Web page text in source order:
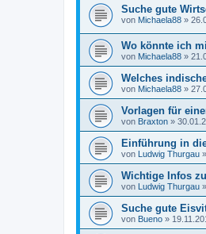
Suche gute
von Michaela88 »
Wo könnte ich
von Michaela88 »
Welches
von Michaela88 »
Vorlagen für
von Braxton »
Einführung in
von Ludwig Thurgau »
Wichtige Infos
von Ludwig Thurgau »
Suche gute
von Bueno »